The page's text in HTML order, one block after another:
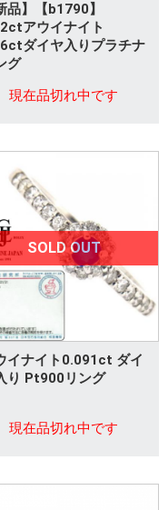
品】【b1790】
アウイナイト
ダイヤ入りプラチナ
グ
現在品切れ中です
SOLD OUT
イナイト0.091ct ダイ
り Pt900リング
現在品切れ中です